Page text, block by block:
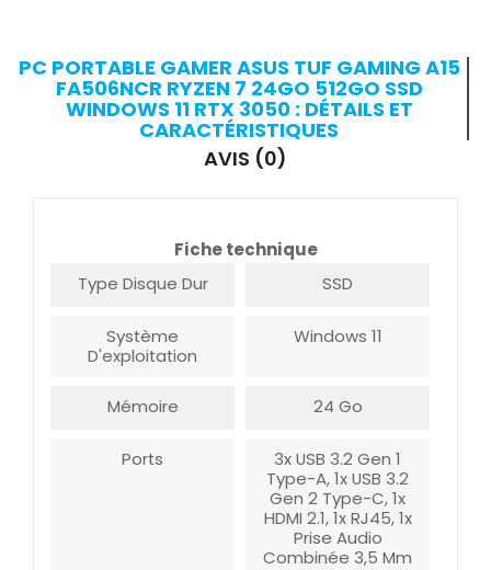
PC PORTABLE GAMER ASUS TUF GAMING A15
FA506NCR RYZEN 7 24GO 512GO SSD
WINDOWS 11 RTX 3050 : DÉTAILS ET
CARACTÉRISTIQUES
AVIS (0)
Fiche technique
Type Disque Dur
SSD
Système
D'exploitation
Windows 11
Mémoire 24 Go
Ports
3x USB 3.2 Gen 1
Type-A, 1x USB 3.2
Gen 2 Type-C, 1x
HDMI 2.1, 1x RJ45, 1x
Prise Audio
Combinée 3,5 Mm